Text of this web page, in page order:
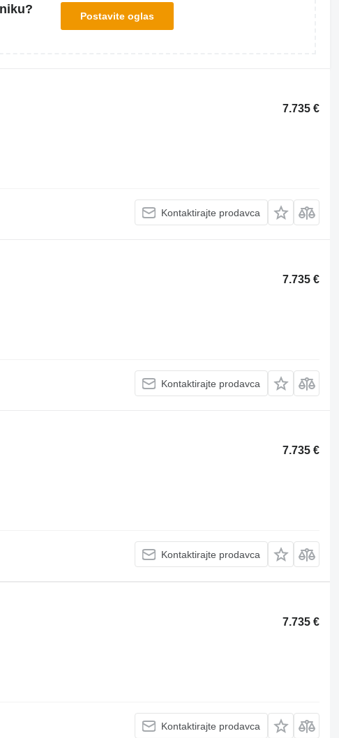
Postavite oglas
7.735 €
Kontaktirajte prodavca
7.735 €
Kontaktirajte prodavca
7.735 €
Kontaktirajte prodavca
7.735 €
Kontaktirajte prodavca